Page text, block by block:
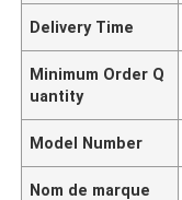
Delivery Time
Minimum Order Q
uantity
Model Number
Nom de marque